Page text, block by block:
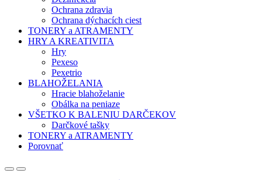
Ochrana zdravia
Ochrana dýchacích ciest
TONERY a ATRAMENTY
HRY A KREATIVITA
Hry
Pexeso
Pexetrio
BLAHOŽELANIA
Hracie blahoželanie
Obálka na peniaze
VŠETKO K BALENIU DARČEKOV
Darčkové tašky
TONERY a ATRAMENTY
Porovnať
OpenClose